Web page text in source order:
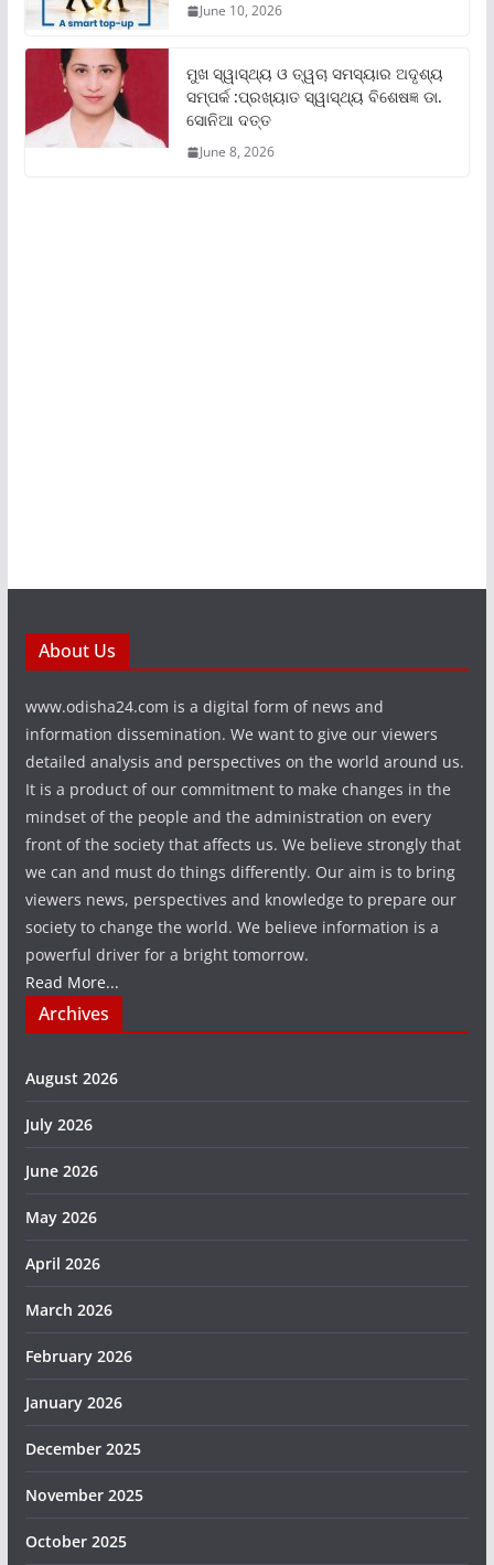
June 10, 2026
ମୁଖ ସ୍ୱାସ୍ଥ୍ୟ ଓ ତ୍ୱଚା ସମସ୍ୟାର ଅଦୃଶ୍ୟ
ସମ୍ପର୍କ :ପ୍ରଖ୍ୟାତ ସ୍ୱାସ୍ଥ୍ୟ ବିଶେଷଜ୍ଞ ଡା.
ସୋନିଆ ଦତ୍ତ
June 8, 2026
About Us
www.odisha24.com is a digital form of news and
information dissemination. We want to give our viewers
detailed analysis and perspectives on the world around us.
It is a product of our commitment to make changes in the
mindset of the people and the administration on every
front of the society that affects us. We believe strongly that
we can and must do things differently. Our aim is to bring
viewers news, perspectives and knowledge to prepare our
society to change the world. We believe information is a
powerful driver for a bright tomorrow.
Read More...
Archives
August 2026
July 2026
June 2026
May 2026
April 2026
March 2026
February 2026
January 2026
December 2025
November 2025
October 2025